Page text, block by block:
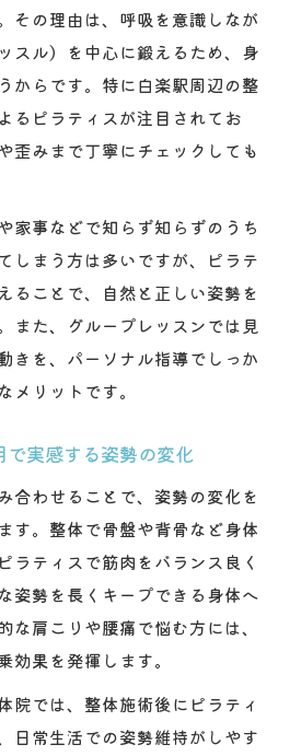
その理由は、呼吸を意識しなが
スル）を中心に鍛えるため、身
からです。特に白楽駅周辺の整
るピラティスが注目されてお
歪みまで丁寧にチェックしても
家事などで知らず知らずのうち
しまう方は多いですが、ピラテ
ることで、自然と正しい姿勢を
また、グループレッスンでは見
きを、パーソナル指導でしっか
メリットです。
実感する姿勢の変化
合わせることで、姿勢の変化を
す。整体で骨盤や背骨など身体
ラティスで筋肉をバランス良く
姿勢を長くキープできる身体へ
な肩こりや腰痛で悩む方には、
効果を発揮します。
院では、整体施術後にピラティ
日常生活での姿勢維持がしやす